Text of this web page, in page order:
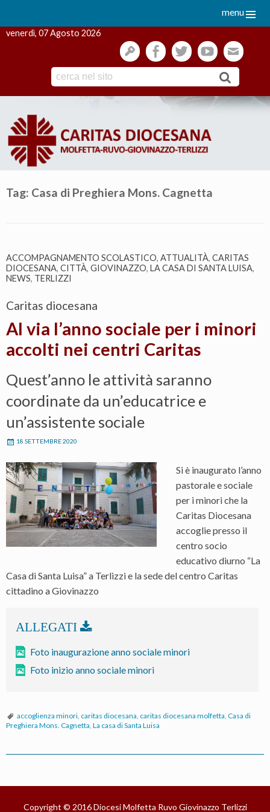
menu
venerdì, 07 Agosto 2026
gestionefacebooktwitteryoutube
Skip
Tag: Casa di Preghiera Mons. Cagnetta
ACCOMPAGNAMENTO SCOLASTICO, ATTUALITÀ, CARITAS
DIOCESANA, CITTÀ, GIOVINAZZO, LA CASA DI SANTA LUISA,
NEWS, TERLIZZI
Caritas diocesana
Al via l’anno sociale per i minori
accolti nei centri Caritas
Quest’anno le attività saranno
coordinate da un’educatrice e
un’assistente sociale
18 SETTEMBRE 2020
Si è inaugurato l’anno
pastorale e sociale
per i minori che la
Caritas Diocesana
accoglie presso il
centro socio
educativo diurno “La
Casa di Santa Luisa” a Terlizzi e la sede del centro Caritas
cittadino a Giovinazzo
Foto inaugurazione anno sociale minori
Foto inizio anno sociale minori
accoglienza minori caritas diocesana caritas diocesana molfetta Casa di
Preghiera Mons. Cagnetta La casa di Santa Luisa
Copyright © 2016Diocesi Molfetta Ruvo Giovinazzo Terlizzi